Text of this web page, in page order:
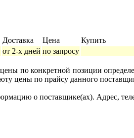
Доставка Цена
Купить
от 2-х дней по запросу
по конкретной позиции
цены по прайсу данного
о поставщике(ах). Адрес,